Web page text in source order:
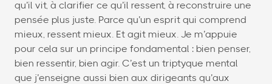
qu’il vit, à clarifier ce qu’il ressent, à reconstruire une
pensée plus juste. Parce qu’un esprit qui comprend
mieux, ressent mieux. Et agit mieux. Je m’appuie
pour cela sur un principe fondamental : bien penser,
bien ressentir, bien agir. C’est un triptyque mental
que j’enseigne aussi bien aux dirigeants qu’aux